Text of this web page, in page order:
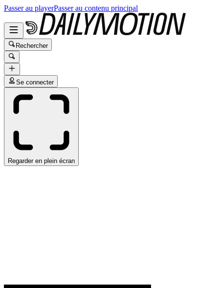
Passer au playerPasser au contenu principal
Rechercher
Se connecter
Regarder en plein écran